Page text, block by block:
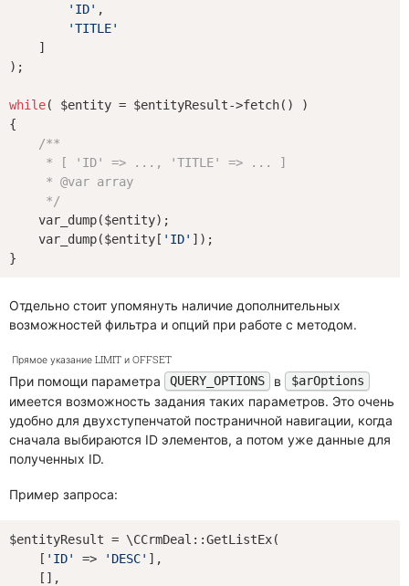
'ID' ,
'TITLE'
    ]
);
while( $entity = $entityResult->fetch() )
{
/**
     * [ 'ID' => ..., 'TITLE' => ... ]
     *
@var array
     */
    var_dump($entity);
    var_dump($entity[
'ID' ]);
Отдельно стоит упомянуть наличие дополнительных
возможностей фильтра и опций при работе с методом.
Прямое указание LIMIT и OFFSET
При помощи параметра QUERY_OPTIONS в $arOptions
имеется возможность задания таких параметров. Это очень
удобно для двухступенчатой постраничной навигации, когда
сначала выбираются ID элементов, а потом уже данные для
полученных ID.
Пример запроса:
$entityResult = \CCrmDeal::GetListEx(
    [
'ID' => 'DESC' ],
    [],